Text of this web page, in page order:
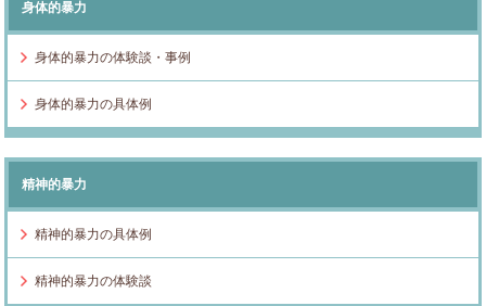
身体的暴力
身体的暴力の体験談・事例
身体的暴力の具体例
精神的暴力
精神的暴力の具体例
精神的暴力の体験談